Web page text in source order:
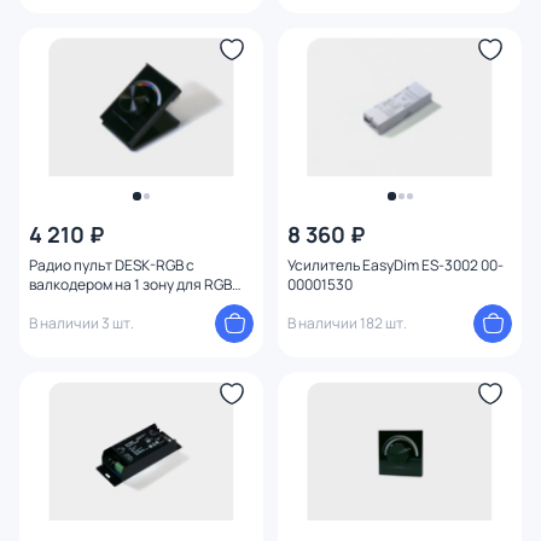
4 210 ₽
Радио пульт DESK-RGB с
валкодером на 1 зону для RGB
В наличии 3 шт.
8 360 ₽
Усилитель EasyDim ES-3002 00-
00001530
В наличии 182 шт.